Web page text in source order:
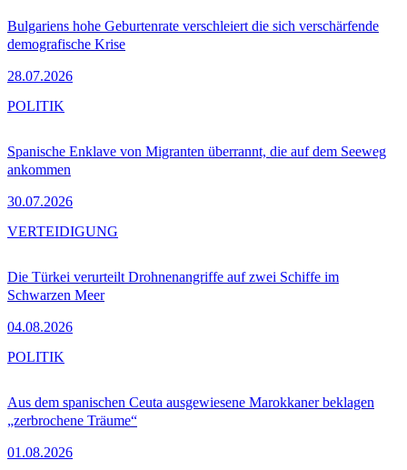
Bulgariens hohe Geburtenrate verschleiert die sich verschärfende
demografische Krise
28.07.2026
Spanische Enklave von Migranten überrannt, die auf dem Seeweg
ankommen
30.07.2026
POLITIK
Die Türkei verurteilt Drohnenangriffe auf zwei Schiffe im
Schwarzen Meer
04.08.2026
VERTEIDIGUNG
Aus dem spanischen Ceuta ausgewiesene Marokkaner beklagen
„zerbrochene Träume“
01.08.2026
POLITIK